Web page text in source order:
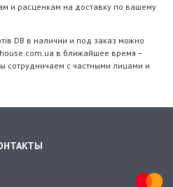
и расценкам на доставку по вашему
DB в наличии и под заказ можно
в ближайшее время –
сотрудничаем с частными лицами и